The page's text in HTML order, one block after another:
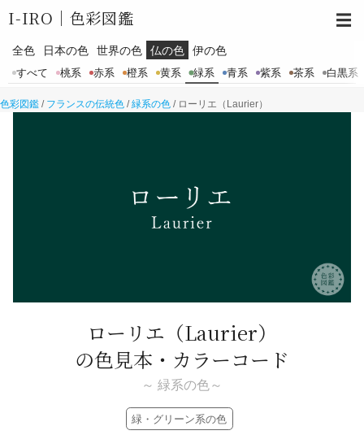
I-IRO｜ 色彩図鑑
全色 日本の色 世界の色 仏の色 伊の色
すべて 桃系 赤系 橙系 黄系 緑系 青系 紫系 茶系 白黒系
☰
色彩図鑑 / フランスの伝統色 / 緑系の色 /ローリエ（Laurier）
ローリエ （Laurier）
の色見本・カラーコード
～ 緑系の色～
緑・グリーン系の色